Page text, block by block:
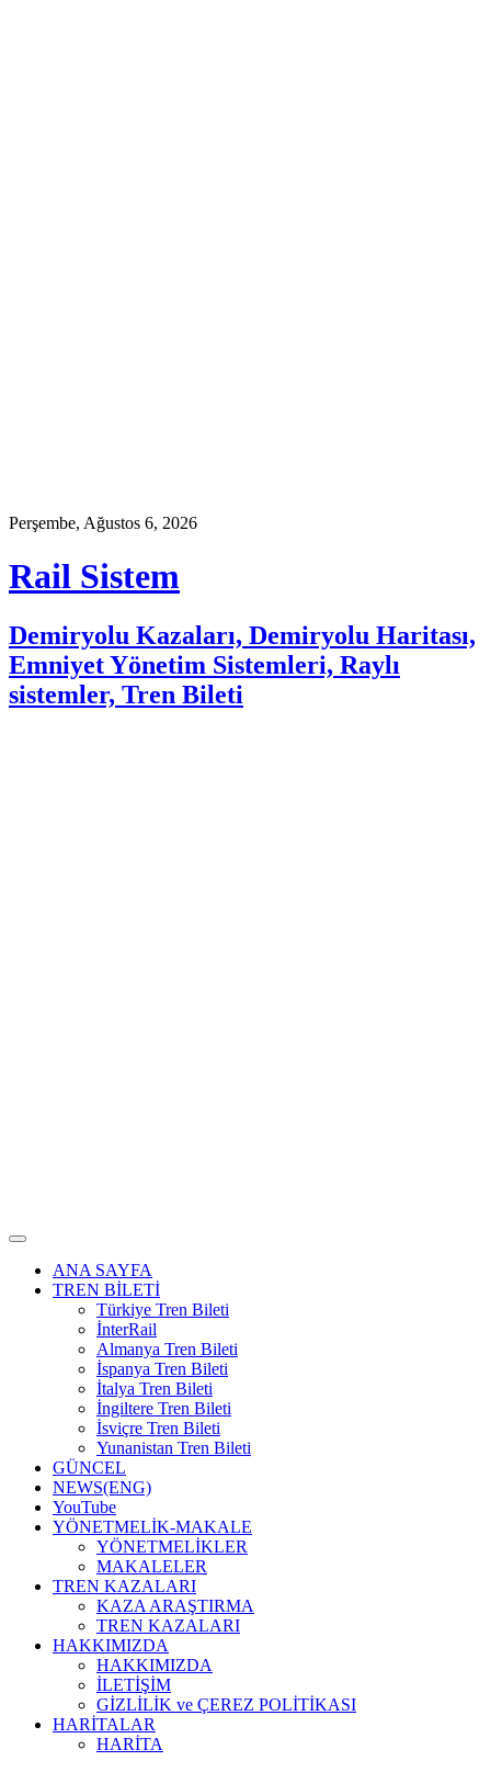
Perşembe, Ağustos 6, 2026
Rail Sistem
Demiryolu Kazaları, Demiryolu Haritası,
Emniyet Yönetim Sistemleri, Raylı
sistemler, Tren Bileti
ANA SAYFA
TREN BİLETİ
Türkiye Tren Bileti
İnterRail
Almanya Tren Bileti
İspanya Tren Bileti
İtalya Tren Bileti
İngiltere Tren Bileti
İsviçre Tren Bileti
Yunanistan Tren Bileti
GÜNCEL
NEWS(ENG)
YouTube
YÖNETMELİK-MAKALE
YÖNETMELİKLER
MAKALELER
TREN KAZALARI
KAZA ARAŞTIRMA
TREN KAZALARI
HAKKIMIZDA
HAKKIMIZDA
İLETİŞİM
GİZLİLİK ve ÇEREZ POLİTİKASI
HARİTALAR
HARİTA